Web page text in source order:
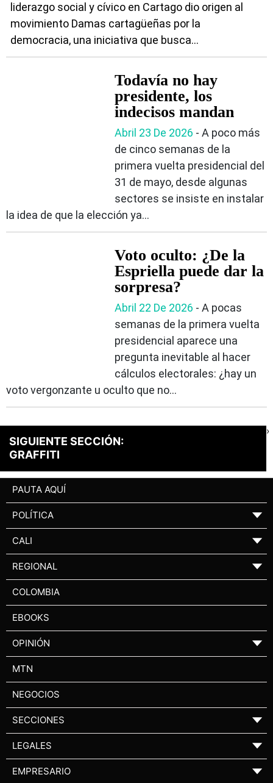
liderazgo social y cívico en Cartago dio origen al
movimiento Damas cartagüeñas por la
democracia, una iniciativa que busca...
Todavía no hay
presidente, los
indecisos mandan
Abril 23 De 2026 - A poco más
de cinco semanas de la
primera vuelta presidencial del
31 de mayo, desde algunas
sectores se insiste en instalar
la idea de que la elección ya...
Voto oculto: ¿De la
Espriella puede dar la
sorpresa?
Abril 22 De 2026 - A pocas
semanas de la primera vuelta
presidencial aparece una
pregunta inevitable al hacer
cálculos electorales: ¿hay un
voto vergonzante u oculto que no...
SIGUIENTE SECCIÓN:
GRAFFITI
›
PAUTA AQUÍ
POLÍTICA ▼
CALI ▼
REGIONAL ▼
COLOMBIA
EBOOKS
OPINIÓN ▼
MTN
NEGOCIOS
SECCIONES ▼
LEGALES ▼
EMPRESARIO ▼